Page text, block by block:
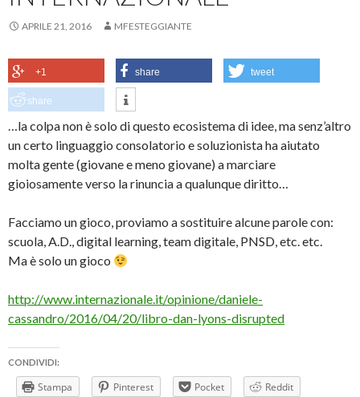
APRILE 21, 2016 MFESTEGGIANTE
+1 share tweet
share
…la colpa non è solo di questo ecosistema di idee, ma senz’altro
un certo linguaggio consolatorio e soluzionista ha aiutato
molta gente (giovane e meno giovane) a marciare
gioiosamente verso la rinuncia a qualunque diritto…
Facciamo un gioco, proviamo a sostituire alcune parole con:
scuola, A.D., digital learning, team digitale, PNSD, etc. etc.
Ma è solo un gioco
http://www.internazionale.it/opinione/daniele-
cassandro/2016/04/20/libro-dan-lyons-disrupted
CONDIVIDI:
Stampa Pinterest Pocket Reddit